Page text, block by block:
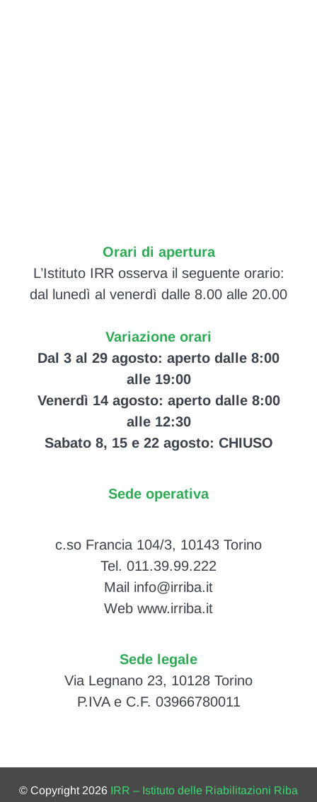
Orari di apertura
L’Istituto IRR osserva il seguente orario:
dal lunedì al venerdì dalle 8.00 alle 20.00
Variazione orari
Dal 3 al 29 agosto: aperto dalle 8:00
alle 19:00
Venerdì 14 agosto: aperto dalle 8:00
alle 12:30
Sabato 8, 15 e 22 agosto: CHIUSO
Sede operativa
c.so Francia 104/3, 10143 Torino
Tel. 011.39.99.222
Mail info@irriba.it
Web www.irriba.it
Sede legale
Via Legnano 23, 10128 Torino
P.IVA e C.F. 03966780011
© Copyright 2026 IRR – Istituto delle Riabilitazioni Riba